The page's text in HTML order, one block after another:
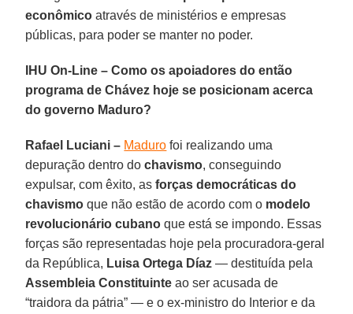
econômico através de ministérios e empresas
públicas, para poder se manter no poder.
IHU On-Line – Como os apoiadores do então
programa de Chávez hoje se posicionam acerca
do governo Maduro?
Rafael Luciani – Maduro foi realizando uma
depuração dentro dochavismo, conseguindo
expulsar, com êxito, asforças democráticas do
chavismo que não estão de acordo com o modelo
revolucionário cubano que está se impondo. Essas
forças são representadas hoje pela procuradora-geral
da República, Luisa Ortega Díaz — destituída pela
Assembleia Constituinte ao ser acusada de
“traidora da pátria” — e o ex-ministro do Interior e da